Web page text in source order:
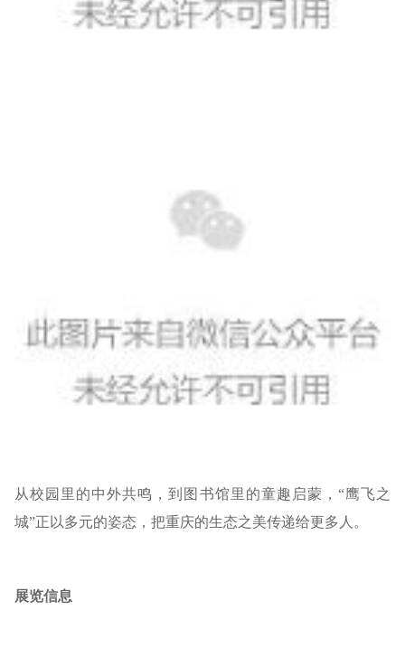
从校园里的中外共鸣，到图书馆里的童趣启蒙，“鹰飞之
城”正以多元的姿态，把重庆的生态之美传递给更多人。
展览信息